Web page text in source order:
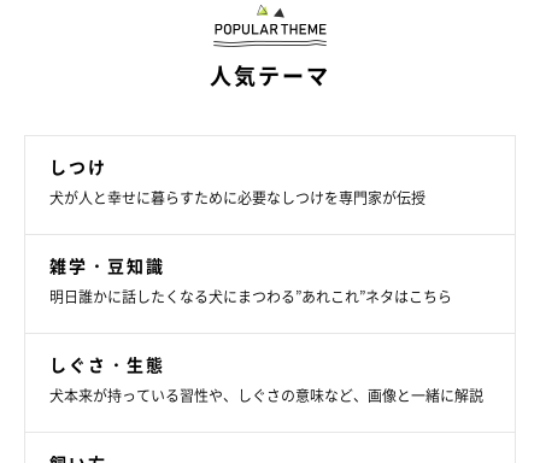
人気テーマ
しつけ
犬が人と幸せに暮らすために必要なしつけを専門家が伝授
雑学・豆知識
明日誰かに話したくなる犬にまつわる”あれこれ”ネタはこちら
しぐさ・生態
犬本来が持っている習性や、しぐさの意味など、画像と一緒に解説